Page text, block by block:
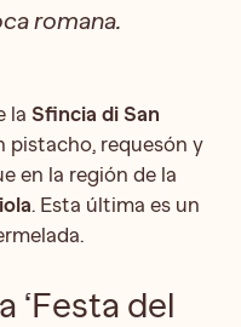
romana.
la Sfincia di San
pistacho, requesón y
en la región de la
. Esta última es un
‘Festa del